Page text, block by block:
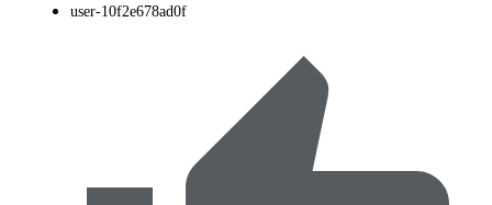
user-10f2e678ad0f